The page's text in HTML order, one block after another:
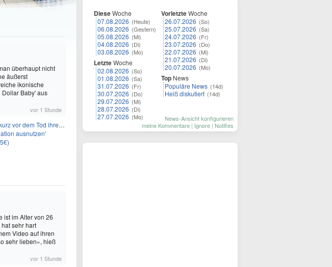
überhaupt nicht
äußerst
ikonische
Baby' aus
vor 1 Stunde
dem Tod ihrer Mutter
ausnutzen'
ist im Alter von 26
sehr hart
Video auf ihren
sehr lieben», hieß
vor 1 Stunde
DieseWoche
07.08.2026 (Heute)
06.08.2026 (Gestern)
05.08.2026 (Mi)
04.08.2026 (Di)
03.08.2026 (Mo)
LetzteWoche
02.08.2026 (So)
01.08.2026 (Sa)
31.07.2026 (Fr)
30.07.2026 (Do)
29.07.2026 (Mi)
28.07.2026 (Di)
27.07.2026 (Mo)
VorletzteWoche
26.07.2026 (So)
25.07.2026 (Sa)
24.07.2026 (Fr)
23.07.2026 (Do)
22.07.2026 (Mi)
21.07.2026 (Di)
20.07.2026 (Mo)
Top News
Populäre News (14d)
Heiß diskutiert (14d)
News-Ansicht konfigurieren
meine Kommentare | Ignore | Notifies